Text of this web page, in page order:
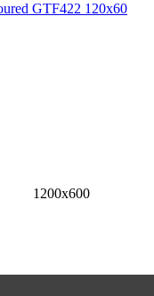
GTF422 120х60
1200х600